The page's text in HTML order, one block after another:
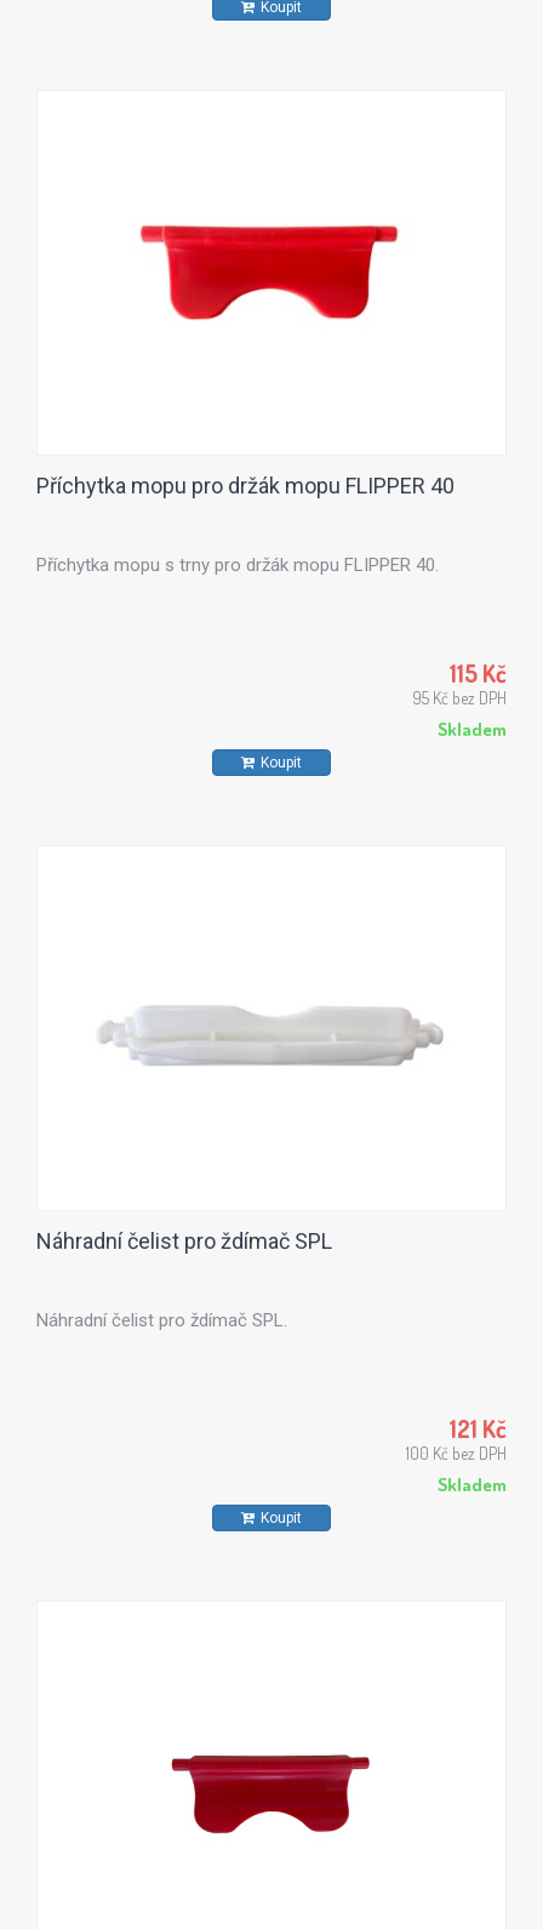
Koupit
Příchytka mopu pro držák mopu FLIPPER 40
Příchytka mopu s trny pro držák mopu FLIPPER 40.
115 Kč
95 Kč bez DPH
Skladem
Koupit
Náhradní čelist pro ždímač SPL
Náhradní čelist pro ždímač SPL.
121 Kč
100 Kč bez DPH
Skladem
Koupit